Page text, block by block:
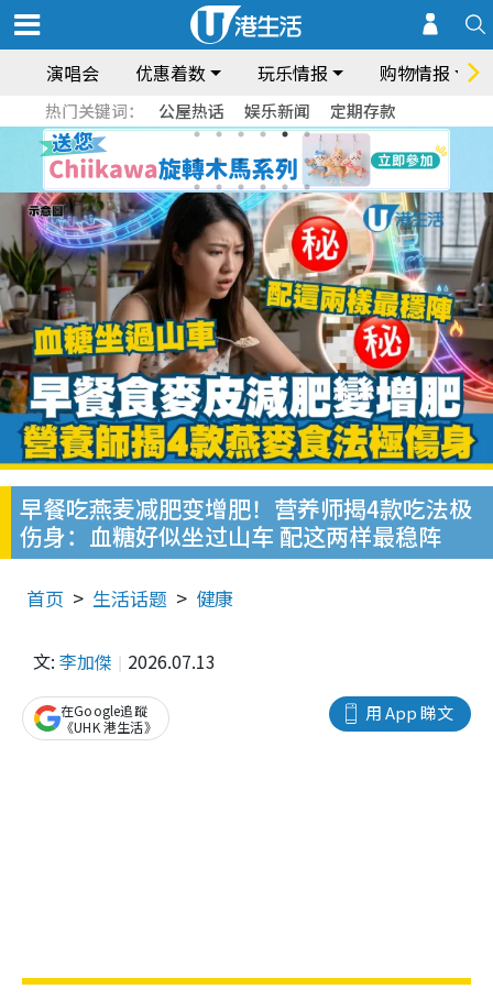
演唱会 优惠着数 玩乐情报 购物情报
热门关键词： 公屋热话 娱乐新闻 定期存款
早餐吃燕麦减肥变增肥！营养师揭4款吃法极
伤身：血糖好似坐过山车 配这两样最稳阵
首页 生活话题 健康
文: 李加傑 2026.07.13
用 App 睇文
在Google追蹤
《UHK 港生活》